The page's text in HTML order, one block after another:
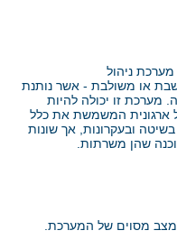
ניהול
או משולבת - אשר נותנת
מערכת זו יכולה להיות
ארגונית המשמשת את כלל
ובעקרונות, אך שונות
שהן משרתות.
מסוים של המערכת.